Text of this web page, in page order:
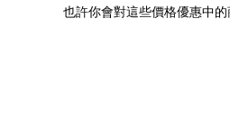
也許你會對這些價格優惠中的